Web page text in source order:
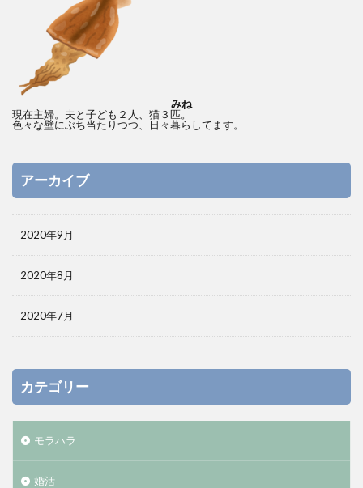
みね
現在主婦。夫と子ども２人、猫３匹。
色々な壁にぶち当たりつつ、日々暮らしてます。
アーカイブ
2020年9月
2020年8月
2020年7月
カテゴリー
モラハラ
婚活